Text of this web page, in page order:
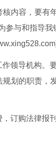
内容，要有
与和指导
导机构。
划的职责，
购法律报